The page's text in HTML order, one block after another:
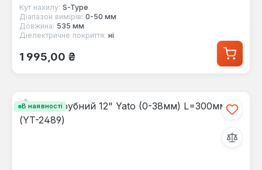
Кут нахилу: S-Type
Діапазон вимірів: 0-50 мм
Довжина: 535 мм
Діелектричне покриття: ні
Звичайна ціна:
1 995,00 ₴
В наявності